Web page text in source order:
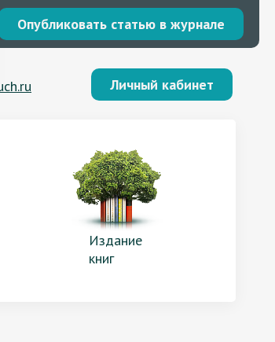
Опубликовать статью в журнале
Личный кабинет
Издание
книг